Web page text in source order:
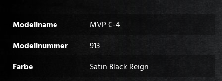
Modellname
MVP C-4
Modellnummer
913
Farbe
Satin Black Reign